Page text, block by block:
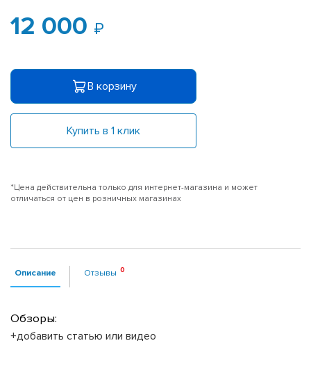
12 000
В корзину
Купить в 1 клик
*Цена действительна только для интернет-магазина и может
отличаться от цен в розничных магазинах
Описание Отзывы
Обзоры:
+добавить статью или видео